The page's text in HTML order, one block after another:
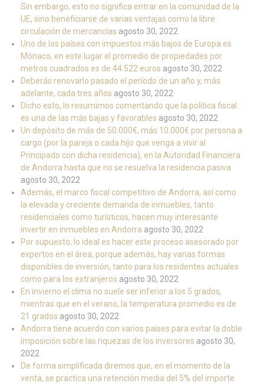
Sin embargo, esto no significa entrar en la comunidad de la
UE, sino beneficiarse de varias ventajas como la libre
circulación de mercancías agosto 30, 2022
Uno de los países con impuestos más bajos de Europa es
Mónaco, en este lugar el promedio de propiedades por
metros cuadrados es de 44.522 euros agosto 30, 2022
Deberás renovarlo pasado el período de un año y, más
adelante, cada tres años agosto 30, 2022
Dicho esto, lo resumimos comentando que la política fiscal
es una de las más bajas y favorables agosto 30, 2022
Un depósito de más de 50.000€, más 10.000€ por persona a
cargo (por la pareja o cada hijo que venga a vivir al
Principado con dicha residencia), en la Autoridad Financiera
de Andorra hasta que no se resuelva la residencia pasiva
agosto 30, 2022
Además, el marco fiscal competitivo de Andorra, así como
la elevada y creciente demanda de inmuebles, tanto
residenciales como turísticos, hacen muy interesante
invertir en inmuebles en Andorra agosto 30, 2022
Por supuesto, lo ideal es hacer este proceso asesorado por
expertos en el área, porque además, hay varias formas
disponibles de inversión, tanto para los residentes actuales
como para los extranjeros agosto 30, 2022
En invierno el clima no suele ser inferior a los 5 grados,
mientras que en el verano, la temperatura promedio es de
21 grados agosto 30, 2022
Andorra tiene acuerdo con varios países para evitar la doble
imposición sobre las riquezas de los inversores agosto 30,
2022
De forma simplificada diremos que, en el momento de la
venta, se practica una retención media del 5% del importe